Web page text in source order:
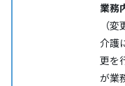
業務
（
介護
更を
が業